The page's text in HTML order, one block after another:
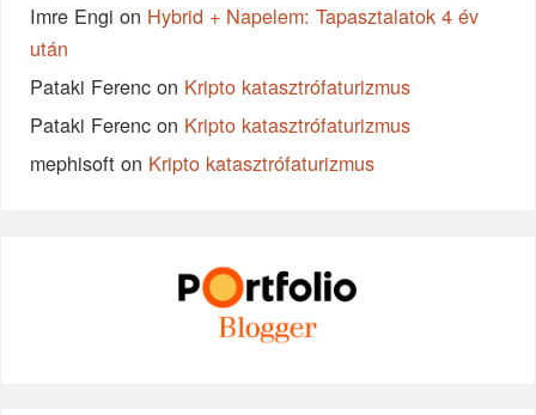
Imre Engi on Hybrid + Napelem: Tapasztalatok 4 év
után
Pataki Ferenc on Kripto katasztrófaturizmus
Pataki Ferenc on Kripto katasztrófaturizmus
mephisoft on Kripto katasztrófaturizmus